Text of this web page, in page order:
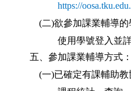
https://
(二)欲參加課業輔導的
使用學號登入並
五、參加課業輔導方式：
(一)已確定有課輔助